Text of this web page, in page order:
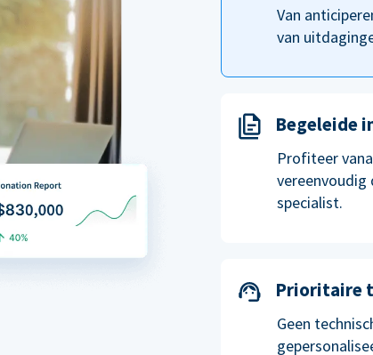
Van
van
Begeleide
Profiteer
specialist.
Prioritaire
Geen